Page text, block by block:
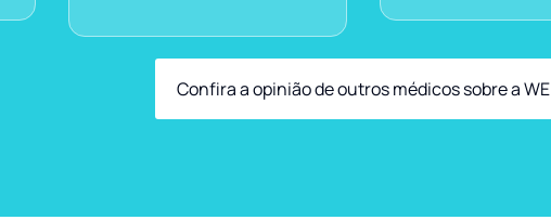
Confira a opinião de outros médicos sobre a WE